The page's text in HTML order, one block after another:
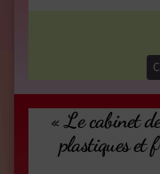
« Le cabinet
plastiques et